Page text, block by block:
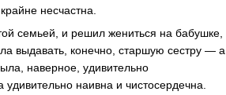
несчастна.
семьей, и решил жениться на бабушке,
выдавать, конечно, старшую сестру — а
наверное, удивительно
наивна и чистосердечна.